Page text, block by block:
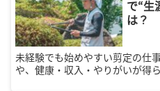
で“生
は？
未経験でも始めやすい剪定の仕
や、健康・収入・やりがいが得